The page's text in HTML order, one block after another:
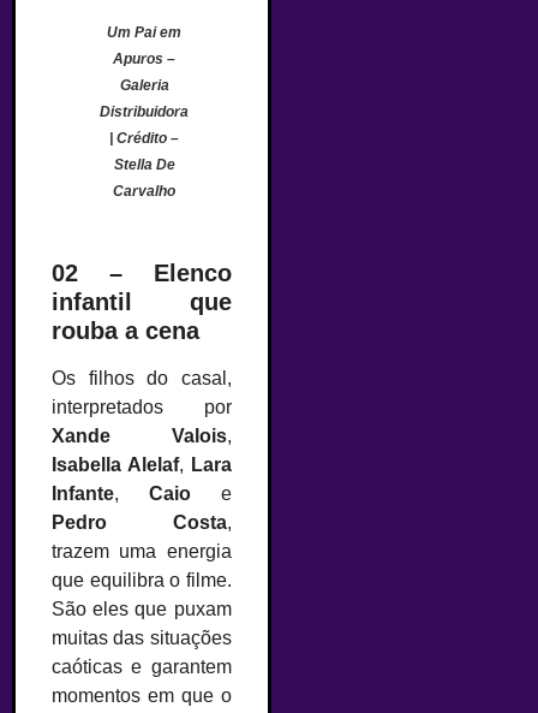
Um Pai em
Apuros –
Galeria
Distribuidora
| Crédito –
Stella De
Carvalho
02 – Elenco
infantil que
rouba a cena
Os filhos do casal,
interpretados por
Xande Valois,
Isabella Alelaf, Lara
Infante, Caio e
Pedro Costa,
trazem uma energia
que equilibra o filme.
São eles que puxam
muitas das situações
caóticas e garantem
momentos em que o